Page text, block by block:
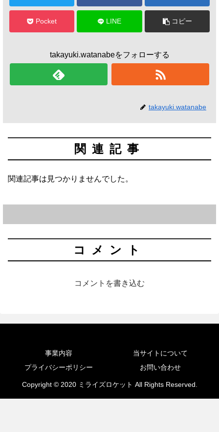
Pocket LINE コピー
takayuki.watanabeをフォローする
takayuki.watanabe
関連記事
関連記事は見つかりませんでした。
コメント
コメントを書き込む
事業内容
当サイトについて
プライバシーポリシー
お問い合わせ
Copyright © 2020 ミライズロケット All Rights Reserved.